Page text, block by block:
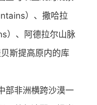
）、撒哈拉
）、阿德拉尔山脉
斯提高原内的库
部非洲横跨沙漠一